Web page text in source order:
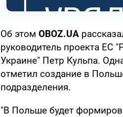
Об этом OBOZ.UA
руководитель проекта ЕС
Украине" Петр Кульпа.
отметил создание в
подразделения.
"В Польше будет